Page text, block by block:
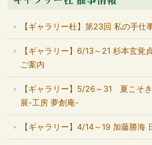
【ギャラリー杜】第23回 私の手仕
【ギャラリー】6/13～21 杉本玄覚
ご案内
【ギャラリー】5/26～31 夏こそ
展-工房 夢創庵-
【ギャラリー】4/14～19 加藤勝海